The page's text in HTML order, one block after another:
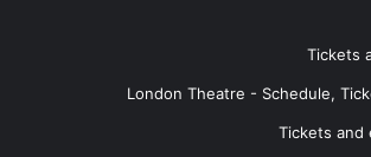
Tickets
London Theatre - Schedule,
Tickets and